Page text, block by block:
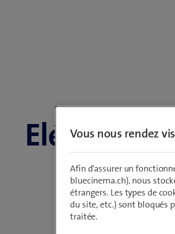
Eléments
Vous trouverez ici les
Vous nous rendez
Afin d'assurer un
bluecinema.ch), nous
étrangers. Les types de
du site, etc.) sont bloqués
traitée.